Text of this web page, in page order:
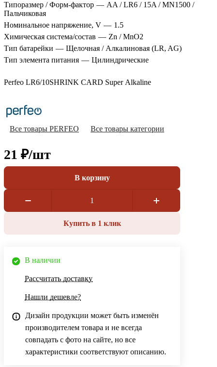
Типоразмер / Форм-фактор — AA / LR6 / 15A / MN1500 /
Пальчиковая
Номинальное напряжение, V — 1.5
Химическая система/состав — Zn / MnO2
Тип батарейки — Щелочная / Алкалиновая (LR, AG)
Тип элемента питания — Цилиндрические
Perfeo LR6/10SHRINK CARD Super Alkaline
Все товары PERFEO Все товары категории
21 ₽/шт
В корзину
Купить в 1 клик
В наличии
Рассчитать доставку
Нашли дешевле?
Дизайн продукции может быть изменён
производителем товара и не всегда
совпадать с фото на сайте, но все
характеристики соответствуют описанию.